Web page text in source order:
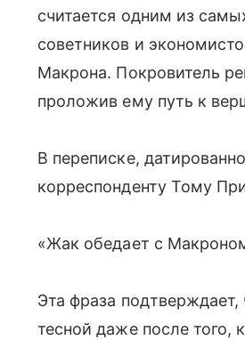
считается одним из
советников и
Макрона. Покровитель
проложив ему путь к
В переписке,
корреспонденту Тому
«Жак обедает с
Эта фраза
тесной даже после того,